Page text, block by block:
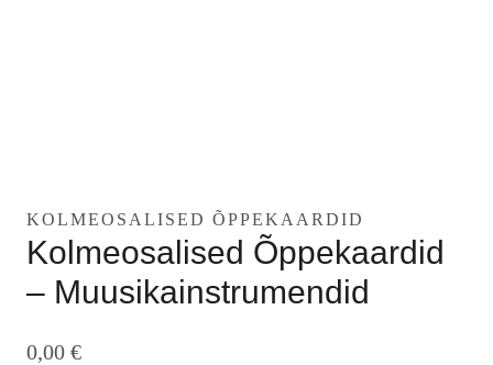
KOLMEOSALISED ÕPPEKAARDID
Kolmeosalised Õppekaardid
– Muusikainstrumendid
0,00 €